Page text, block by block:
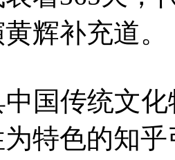
辉补充道。
国传统文化
特色的知